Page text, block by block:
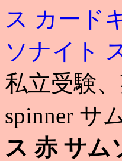
ス カード
ソナイト
私立受験
spinner サ
ス 赤 サム